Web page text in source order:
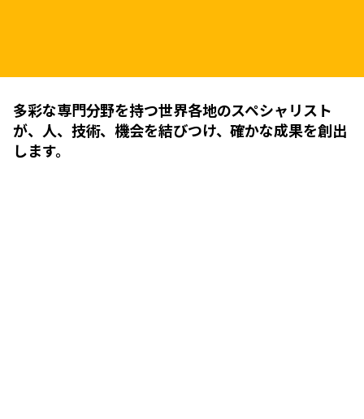
多彩な専門分野を持つ世界各地のスペシャリスト
が、人、技術、機会を結びつけ、確かな成果を創出
します。